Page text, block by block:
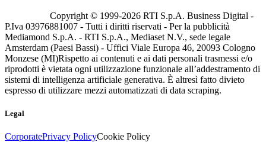
Copyright © 1999-2026 RTI S.p.A. Business Digital -
P.Iva 03976881007 - Tutti i diritti riservati - Per la pubblicità
Mediamond S.p.A. - RTI S.p.A., Mediaset N.V., sede legale
Amsterdam (Paesi Bassi) - Uffici Viale Europa 46, 20093 Cologno
Monzese (MI)Rispetto ai contenuti e ai dati personali trasmessi e/o
riprodotti è vietata ogni utilizzazione funzionale all’addestramento di
sistemi di intelligenza artificiale generativa. È altresì fatto divieto
espresso di utilizzare mezzi automatizzati di data scraping.
Legal
CorporatePrivacy PolicyCookie Policy